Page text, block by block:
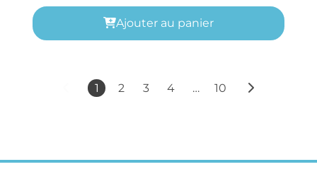
Ajouter au panier
1 2 3 4 … 10